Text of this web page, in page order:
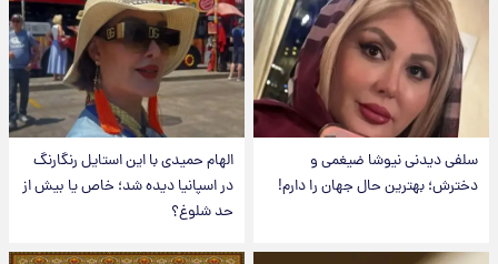
سلفی دیدنی نیوشا ضیغمی و
دخترش؛ بهترین حال جهان را دارم!
الهام حمیدی با این استایل رنگارنگ
در اسپانیا دیده شد؛ خاص یا بیش از
حد شلوغ؟